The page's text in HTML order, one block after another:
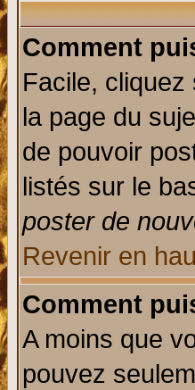
Comment
Facile,
la page du
de pouvoir
listés sur le
poster de
Revenir en
Comment
A moins que
pouvez